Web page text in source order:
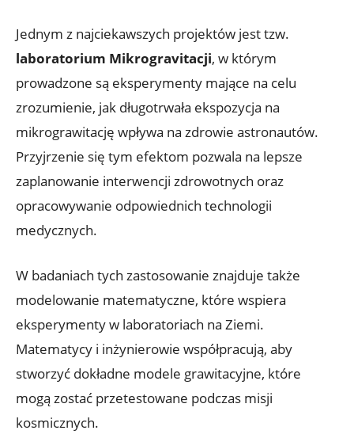
Jednym z najciekawszych projektów jest tzw.
laboratorium Mikrogravitacji, w którym
prowadzone ⁣są ⁤eksperymenty ‍mające na celu
zrozumienie,⁣ jak długotrwała ekspozycja na
mikrograwitację wpływa na zdrowie astronautów.
Przyjrzenie się tym efektom​ pozwala na lepsze
zaplanowanie interwencji zdrowotnych oraz⁢
opracowywanie odpowiednich technologii
medycznych.
W badaniach ‍tych zastosowanie znajduje także
modelowanie ⁣matematyczne, które wspiera
eksperymenty‍ w laboratoriach ⁣na Ziemi.
‌Matematycy i inżynierowie współpracują, aby
stworzyć⁤ dokładne modele grawitacyjne, które
mogą⁢ zostać przetestowane⁤ podczas misji
kosmicznych.